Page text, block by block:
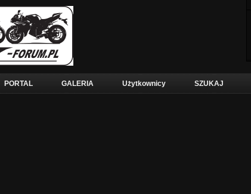
PORTAL GALERIA Użytkownicy SZUKAJ